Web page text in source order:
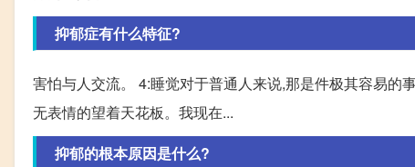
抑郁症有什么特征?
害怕与人交流。 4:睡觉对于普通人来说,那是件极其容易的
无表情的望着天花板。我现在...
抑郁的根本原因是什么?